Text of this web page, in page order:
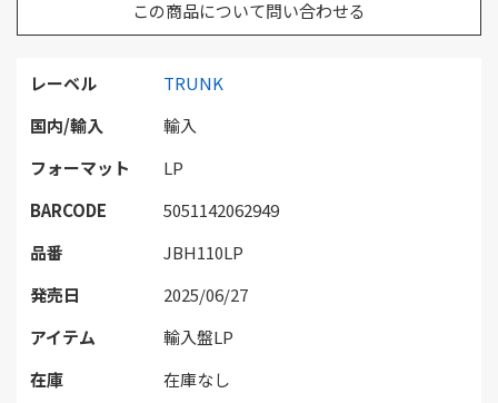
レーベル
TRUNK
国内/輸入
輸入
フォーマット
LP
BARCODE
5051142062949
品番
JBH110LP
発売日
2025/06/27
アイテム
輸入盤LP
在庫
在庫なし
この商品について問い合わせる